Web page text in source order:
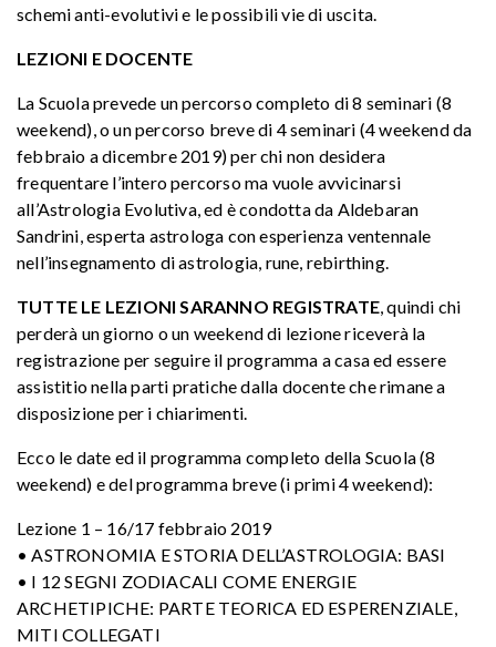
schemi anti-evolutivi e le possibili vie di uscita.
LEZIONI E DOCENTE
La Scuola prevede un percorso completo di 8 seminari (8
weekend), o un percorso breve di 4 seminari (4 weekend da
febbraio a dicembre 2019) per chi non desidera
frequentare l’intero percorso ma vuole avvicinarsi
all’Astrologia Evolutiva, ed è condotta da Aldebaran
Sandrini, esperta astrologa con esperienza ventennale
nell’insegnamento di astrologia, rune, rebirthing.
TUTTE LE LEZIONI SARANNO REGISTRATE, quindi chi
perderà un giorno o un weekend di lezione riceverà la
registrazione per seguire il programma a casa ed essere
assistitio nella parti pratiche dalla docente che rimane a
disposizione per i chiarimenti.
Ecco le date ed il programma completo della Scuola (8
weekend) e del programma breve (i primi 4 weekend):
Lezione 1 – 16/17 febbraio 2019
• ASTRONOMIA E STORIA DELL’ASTROLOGIA: BASI
• I 12 SEGNI ZODIACALI COME ENERGIE
ARCHETIPICHE: PARTE TEORICA ED ESPERENZIALE,
MITI COLLEGATI